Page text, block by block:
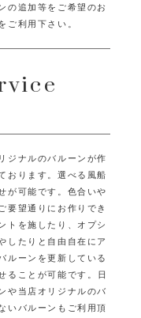
の追加等をご希望のお
ご利用下さい。
ジナルのバルーンが作
おります。選べる風船
が可能です。 色合いや
要望通りにお作りでき
トを施したり、オプシ
したりと自由自在にア
ルーンを更新している
ることが可能です。
日
や当店オリジナルのバ
いバルーンもご利用頂